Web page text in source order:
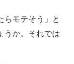
モテそう」と
うか。それでは